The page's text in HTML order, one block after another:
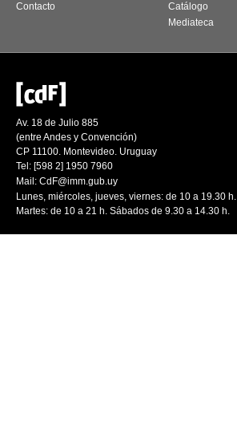
Contacto
Catálogo
Mediateca
Av. 18 de Julio 885
(entre Andes y Convención)
CP 11100. Montevideo. Uruguay
Tel: [598 2] 1950 7960
Mail: CdF@imm.gub.uy
Lunes, miércoles, jueves, viernes: de 10 a 19.30 h.
Martes: de 10 a 21 h. Sábados de 9.30 a 14.30 h.